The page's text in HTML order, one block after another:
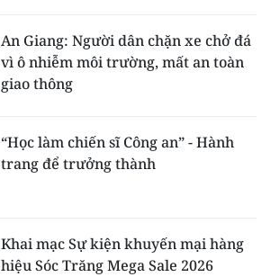
An Giang: Người dân chặn xe chở đá
vì ô nhiễm môi trường, mất an toàn
giao thông
“Học làm chiến sĩ Công an” - Hành
trang để trưởng thành
Khai mạc Sự kiện khuyến mại hàng
hiệu Sóc Trăng Mega Sale 2026